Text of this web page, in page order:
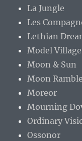
La Jungle
Les
Lethian
Model Village
Moon & Sun
Moon
Moreor
Mourning
Ordinary
Ossonor